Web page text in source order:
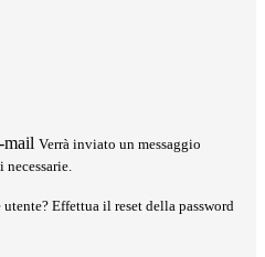
mail Verrà inviato un messaggio
Effettua il reset della password